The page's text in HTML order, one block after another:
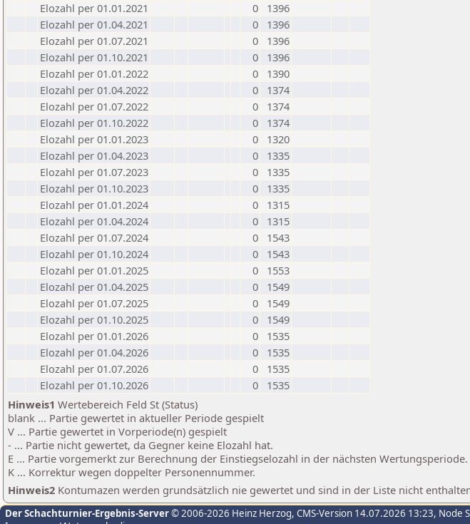
Elozahl per 01.01.2021
0
1396
Elozahl per 01.04.2021
0
1396
Elozahl per 01.07.2021
0
1396
Elozahl per 01.10.2021
0
1396
Elozahl per 01.01.2022
0
1390
Elozahl per 01.04.2022
0
1374
Elozahl per 01.07.2022
0
1374
Elozahl per 01.10.2022
0
1374
Elozahl per 01.01.2023
0
1320
Elozahl per 01.04.2023
0
1335
Elozahl per 01.07.2023
0
1335
Elozahl per 01.10.2023
0
1335
Elozahl per 01.01.2024
0
1315
Elozahl per 01.04.2024
0
1315
Elozahl per 01.07.2024
0
1543
Elozahl per 01.10.2024
0
1543
Elozahl per 01.01.2025
0
1553
Elozahl per 01.04.2025
0
1549
Elozahl per 01.07.2025
0
1549
Elozahl per 01.10.2025
0
1549
Elozahl per 01.01.2026
0
1535
Elozahl per 01.04.2026
0
1535
Elozahl per 01.07.2026
0
1535
Elozahl per 01.10.2026
0
1535
Hinweis1 Wertebereich Feld St (Status)
blank ... Partie gewertet in aktueller Periode gespielt
V ... Partie gewertet in Vorperiode(n) gespielt
- ... Partie nicht gewertet, da Gegner keine Elozahl hat.
E ... Partie vorgemerkt zur Berechnung der Einstiegselozahl in der nächsten Wertungsperiode.
K ... Korrektur wegen doppelter Personennummer.
Hinweis2 Kontumazen werden grundsätzlich nie gewertet und sind in der Liste nicht
Der Schachturnier-Ergebnis-Server© 2006-2026 Heinz Herzog, CMS-Version 14.07.2026 13:23, Node